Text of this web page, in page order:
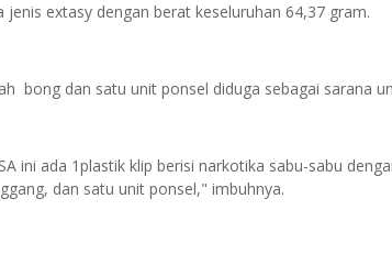
jenis extasy dengan berat keseluruhan 64,37 gram.
bong dan satu unit ponsel diduga sebagai sarana
ini ada 1plastik klip berisi narkotika sabu-sabu
dan satu unit ponsel," imbuhnya.